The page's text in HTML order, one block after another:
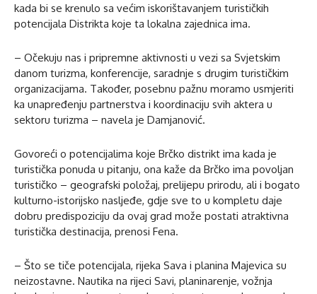
kada bi se krenulo sa većim iskorištavanjem turističkih
potencijala Distrikta koje ta lokalna zajednica ima.
– Očekuju nas i pripremne aktivnosti u vezi sa Svjetskim
danom turizma, konferencije, saradnje s drugim turističkim
organizacijama. Također, posebnu pažnu moramo usmjeriti
ka unapređenju partnerstva i koordinaciju svih aktera u
sektoru turizma – navela je Damjanović.
Govoreći o potencijalima koje Brčko distrikt ima kada je
turistička ponuda u pitanju, ona kaže da Brčko ima povoljan
turističko – geografski položaj, prelijepu prirodu, ali i bogato
kulturno-istorijsko nasljeđe, gdje sve to u kompletu daje
dobru predispoziciju da ovaj grad može postati atraktivna
turistička destinacija, prenosi Fena.
– Što se tiče potencijala, rijeka Sava i planina Majevica su
neizostavne. Nautika na rijeci Savi, planinarenje, vožnja